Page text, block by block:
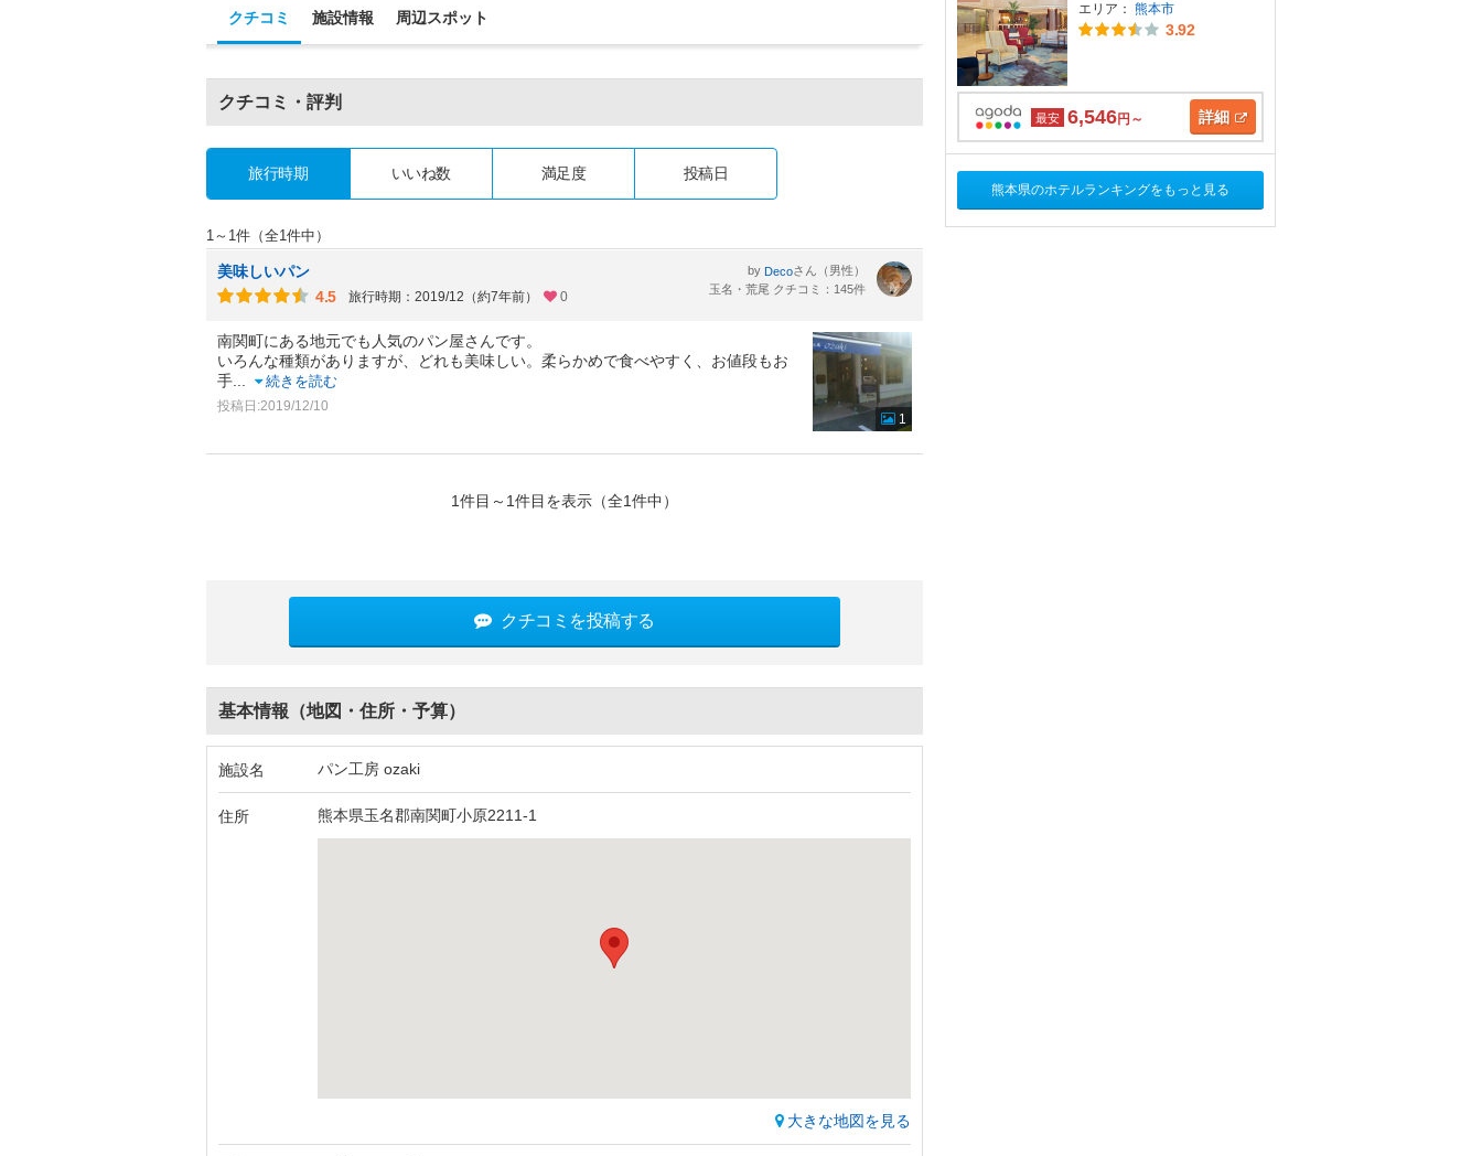
クチコミ 施設情報 周辺スポット
クチコミ・評判
旅行時期 いいね数 満足度 投稿日
1～1件（全1件中）
美味しいパン
4.5
旅行時期：2019/12（約7年前） 0
by Decoさん（男性）
玉名・荒尾 クチコミ：145件
南関町にある地元でも人気のパン屋さんです。
いろんな種類がありますが、どれも美味しい。柔らかめで食べやすく、お値段もお
手
続きを読む
投稿日:2019/12/10
1
1件目～1件目を表示（全1件中）
クチコミを投稿する
基本情報（地図・住所・予算）
施設名 パン工房 ozaki
住所 熊本県玉名郡南関町小原2211-1
大きな地図を見る
エリア： 熊本市
3.92
最安 6,546円～ 詳細
熊本県のホテルランキングをもっと見る